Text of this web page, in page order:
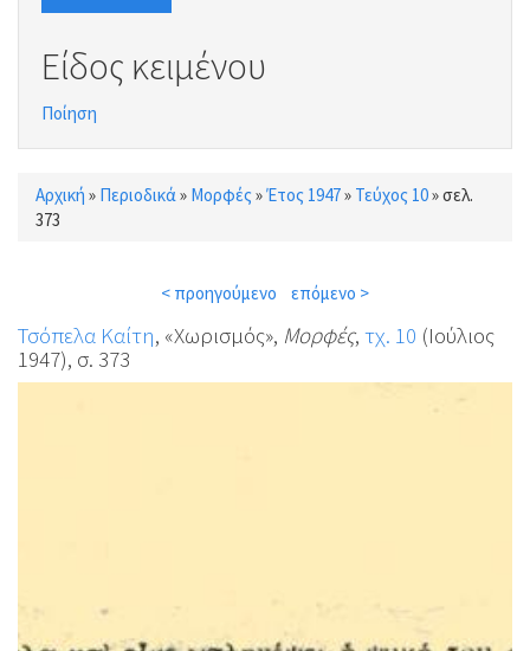
Είδος κειμένου
Ποίηση
Είστε εδώ
Αρχική » Περιοδικά » Μορφές »Έτος 1947» Τεύχος 10»σελ.
373
< προηγούμενο επόμενο >
Τσόπελα Καίτη, «Χωρισμός», Μορφές, τχ. 10 (Ιούλιος
1947), σ. 373